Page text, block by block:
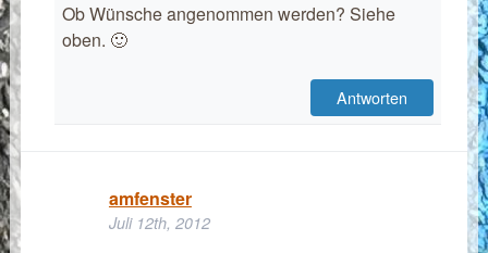
Ob Wünsche angenommen werden? Siehe
oben. 🙂
Antworten
amfenster
Juli 12th, 2012